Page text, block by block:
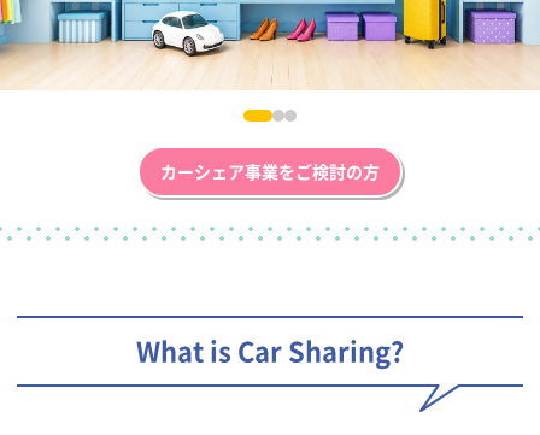
カーシェア事業をご検討の方
What is Car Sharing?